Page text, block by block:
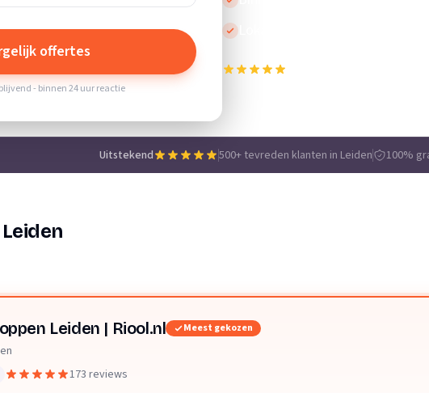
offertes
- binnen 24 uur reactie
Lokale vakmensen
Uitstekend 500+ tevreden klanten in Leiden 100%
Leiden | Riool.nl Meest gekozen
173 reviews